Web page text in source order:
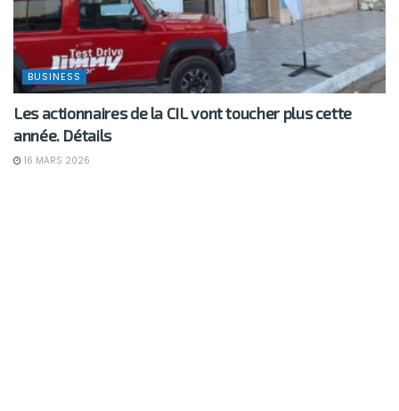
BUSINESS
Les actionnaires de la CIL vont toucher plus cette
année. Détails
16 MARS 2026